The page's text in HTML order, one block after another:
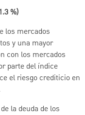
%)
los mercados
y una mayor
con los mercados
parte del índice
el riesgo crediticio en
la deuda de los